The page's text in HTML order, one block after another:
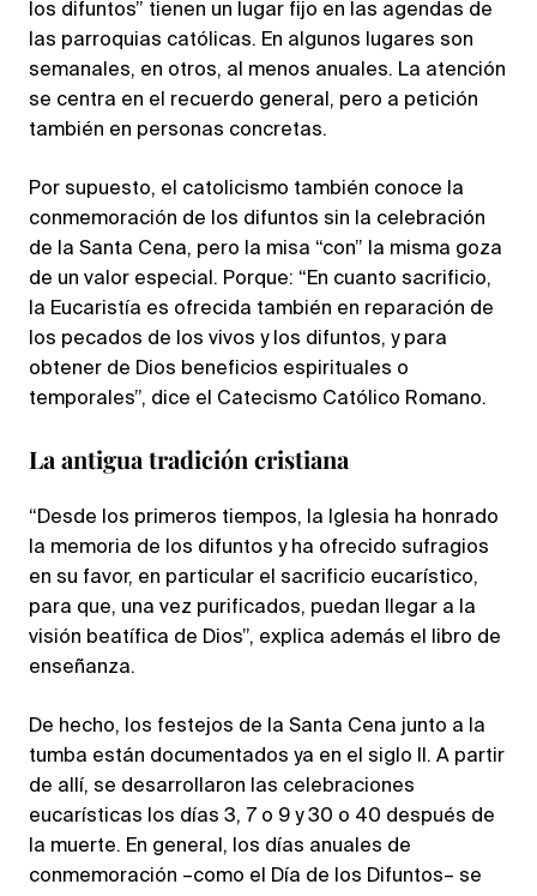
los difuntos” tienen un lugar fijo en las agendas de
las parroquias católicas. En algunos lugares son
semanales, en otros, al menos anuales. La atención
se centra en el recuerdo general, pero a petición
también en personas concretas.
Por supuesto, el catolicismo también conoce la
conmemoración de los difuntos sin la celebración
de la Santa Cena, pero la misa “con” la misma goza
de un valor especial. Porque: “En cuanto sacrificio,
la Eucaristía es ofrecida también en reparación de
los pecados de los vivos y los difuntos, y para
obtener de Dios beneficios espirituales o
temporales”, dice el Catecismo Católico Romano.
La antigua tradición cristiana
“Desde los primeros tiempos, la Iglesia ha honrado
la memoria de los difuntos y ha ofrecido sufragios
en su favor, en particular el sacrificio eucarístico,
para que, una vez purificados, puedan llegar a la
visión beatífica de Dios”, explica además el libro de
enseñanza.
De hecho, los festejos de la Santa Cena junto a la
tumba están documentados ya en el siglo II. A partir
de allí, se desarrollaron las celebraciones
eucarísticas los días 3, 7 o 9 y 30 o 40 después de
la muerte. En general, los días anuales de
conmemoración –como el Día de los Difuntos– se